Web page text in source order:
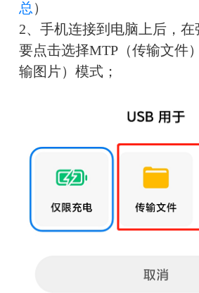
总）
2、手机连接到电脑上后，
要点击选择MTP（传输文件
输图片）模式；